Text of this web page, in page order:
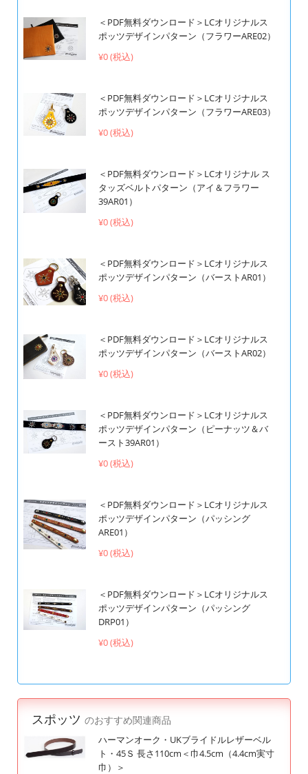
＜PDF無料ダウンロード＞LCオリジナルス
ポッツデザインパターン（フラワーARE02）
¥0 (税込)
＜PDF無料ダウンロード＞LCオリジナルス
ポッツデザインパターン（フラワーARE03）
¥0 (税込)
＜PDF無料ダウンロード＞LCオリジナル ス
タッズベルトパターン（アイ＆フラワー
39AR01）
¥0 (税込)
＜PDF無料ダウンロード＞LCオリジナルス
ポッツデザインパターン（バーストAR01）
¥0 (税込)
＜PDF無料ダウンロード＞LCオリジナルス
ポッツデザインパターン（バーストAR02）
¥0 (税込)
＜PDF無料ダウンロード＞LCオリジナルス
ポッツデザインパターン（ピーナッツ＆バ
ースト39AR01）
¥0 (税込)
＜PDF無料ダウンロード＞LCオリジナルス
ポッツデザインパターン（パッシング
ARE01）
¥0 (税込)
＜PDF無料ダウンロード＞LCオリジナルス
ポッツデザインパターン（パッシング
DRP01）
¥0 (税込)
スポッツ のおすすめ関連商品
ハーマンオーク・UKブライドルレザーベル
ト・45Ｓ 長さ110cm＜巾4.5cm（4.4cm実寸
巾）＞